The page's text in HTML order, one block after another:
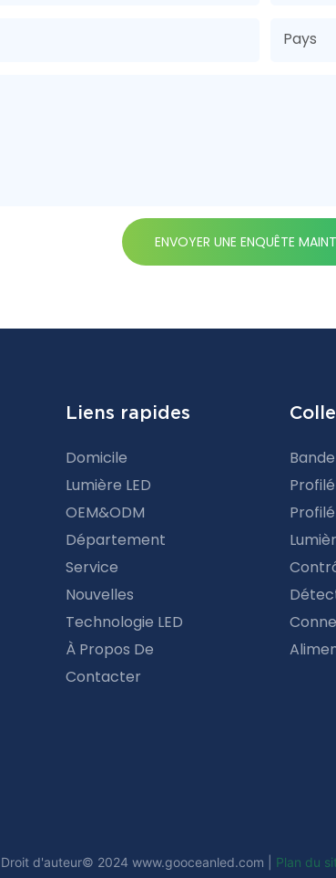
Pays
ENVOYER UNE ENQUÊTE
Liens rapides
Domicile
Lumière LED
OEM&ODM
Département
Service
Nouvelles
Technologie LED
À Propos De
Contacter
Droit d'auteur© 2024 www.gooceanled.com Plan du